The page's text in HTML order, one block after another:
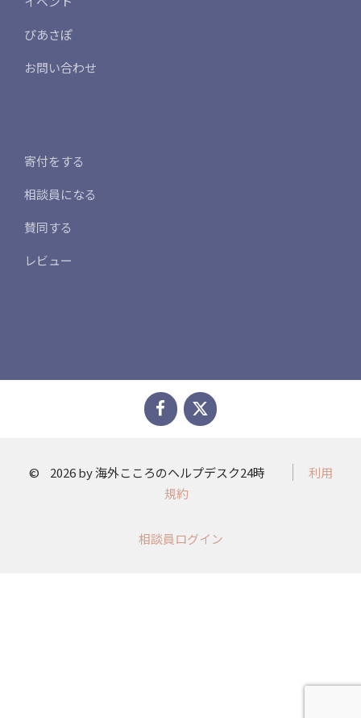
ぴあさぽ
お問い合わせ
寄付をする
相談員になる
賛同する
レビュー
© 2026 by 海外こころのヘルプデスク24時
利用
規約
相談員ログイン​​